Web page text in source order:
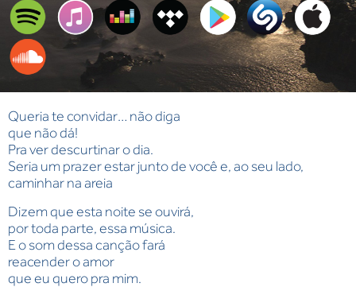
Queria te convidar… não diga
que não dá!
Pra ver descurtinar o dia.
Seria um prazer estar junto de você e, ao seu lado,
caminhar na areia
Dizem que esta noite se ouvirá,
por toda parte, essa música.
E o som dessa canção fará
reacender o amor
que eu quero pra mim.